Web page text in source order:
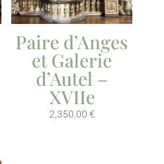
Paire d’Anges
et Galerie
d’Autel –
XVIIe
2,350.00 €